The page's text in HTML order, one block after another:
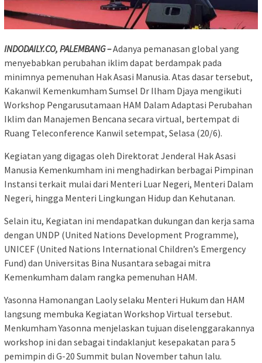
INDODAILY.CO, PALEMBANG –Adanya pemanasan global yang
menyebabkan perubahan iklim dapat berdampak pada
minimnya pemenuhan Hak Asasi Manusia. Atas dasar tersebut,
Kakanwil Kemenkumham Sumsel Dr Ilham Djaya mengikuti
Workshop Pengarusutamaan HAM Dalam Adaptasi Perubahan
Iklim dan Manajemen Bencana secara virtual, bertempat di
Ruang Teleconference Kanwil setempat, Selasa (20/6).
Kegiatan yang digagas oleh Direktorat Jenderal Hak Asasi
Manusia Kemenkumham ini menghadirkan berbagai Pimpinan
Instansi terkait mulai dari Menteri Luar Negeri, Menteri Dalam
Negeri, hingga Menteri Lingkungan Hidup dan Kehutanan.
Selain itu, Kegiatan ini mendapatkan dukungan dan kerja sama
dengan UNDP (United Nations Development Programme),
UNICEF (United Nations International Children’s Emergency
Fund) dan Universitas Bina Nusantara sebagai mitra
Kemenkumham dalam rangka pemenuhan HAM.
Yasonna Hamonangan Laoly selaku Menteri Hukum dan HAM
langsung membuka Kegiatan Workshop Virtual tersebut.
Menkumham Yasonna menjelaskan tujuan diselenggarakannya
workshop ini dan sebagai tindaklanjut kesepakatan para 5
pemimpin di G-20 Summit bulan November tahun lalu.